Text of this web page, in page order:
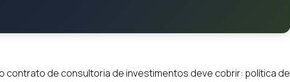
contrato de consultoria de investimentos deve cobrir: política de